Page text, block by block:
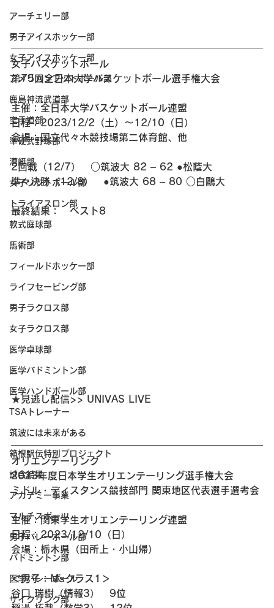
アーチェリー部
男子アイスホッケー部
女子アイスホッケー部
アメリカンフットボール部
鹿島神流武道部
空手道部
準硬式野球部
漕艇部
女子ソフトボール部
トライアスロン部
軟式庭球部
馬術部
フィールドホッケー部
ライフセービング部
男子ラクロス部
女子ラクロス部
医学卓球部
医学バドミントン部
医学ハンドボール部
TSAトレーナー
筑波には未来がある
箱根駅伝特別プロジェクト
試合結果
アカデミー事業
マルチスポーツ
男子バレーボール部
バドミントン部
医学バレーボール
サイクリング部
女子バスケットボール
第75回全日本大学バスケットボール選手権大会
主催：全日本大学バスケットボール連盟
日程：2023/12/2（土）～12/10（日）
会場：国立代々木競技場第二体育館、他
2回戦（12/7）　○筑波大 82 – 62 ●松蔭大
準々決勝（12/8）　●筑波大 68 – 80 ○白鷗大
最終結果：　ベスト8
★見逃し配信>> UNIVAS LIVE
オリエンテーリング
2023年度日本学生オリエンテーリング選手権大会
ミドル・ディスタンス競技部門 関東地区代表選手選考会
主催：関東学生オリエンテーリング連盟
日程：2023/12/10（日）
会場：栃木県（田所上・小山帰）
＜男子：Msクラス1＞
谷口 瑞樹（情報3）　9位